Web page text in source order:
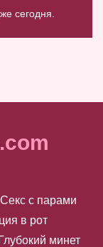
сегодня.
Секс с парами
в рот
Глубокий минет